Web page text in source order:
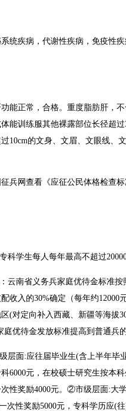
统疾病，代谢性疾病，免疫性
能正常，合格。重度脂肪肝，
能训练服其他裸露部位长径超过
10cm的文身、文眉、文眼线、
兵网查看《应征公民体格检查标
科学生每人每年最高不超过20000
云南省义务兵家庭优待金标准按
收入的30%确定（每年约12000
(对定向补入西藏、新疆等海拔
优待金发放标准提高到普通兵的
层面:应往届毕业生(含上半年毕
6000元，在校硕士研究生按本
性奖励4000元。②市级层面:大
次性奖励5000元，专科学历应(